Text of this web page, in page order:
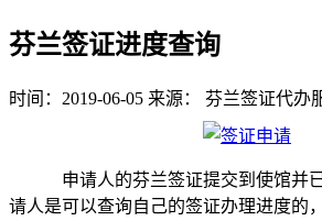
芬兰签证进度查询
时间：2019-06-05 来源： 芬兰签证代办
申请人的芬兰签证提交到使馆并已
请人是可以查询自己的签证办理进度的